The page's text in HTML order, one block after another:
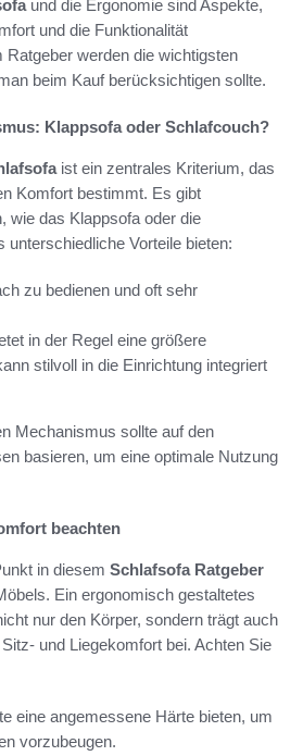
und die Ergonomie sind Aspekte,
und die Funktionalität
Ratgeber werden die wichtigsten
beim Kauf berücksichtigen sollte.
Klappsofa oder Schlafcouch?
ist ein zentrales Kriterium, das
Komfort bestimmt. Es gibt
wie das Klappsofa oder die
unterschiedliche Vorteile bieten:
zu bedienen und oft sehr
in der Regel eine größere
stilvoll in die Einrichtung integriert
Mechanismus sollte auf den
basieren, um eine optimale Nutzung
beachten
in diesem Schlafsofa Ratgeber
Ein ergonomisch gestaltetes
nur den Körper, sondern trägt auch
und Liegekomfort bei. Achten Sie
eine angemessene Härte bieten, um
vorzubeugen.